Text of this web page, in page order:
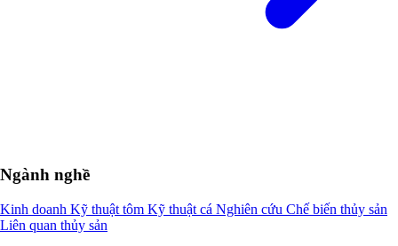
Ngành nghề
Kinh doanh Kỹ thuật tôm Kỹ thuật cá Nghiên cứu Chế biến thủy sản
Liên quan thủy sản